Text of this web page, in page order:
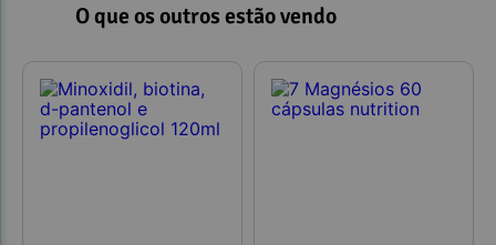
O que os outros estão vendo